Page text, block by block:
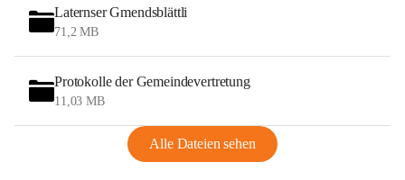
Laternser Gmendsblättli
71,2 MB
Protokolle der Gemeindevertretung
11,03 MB
Alle Dateien sehen